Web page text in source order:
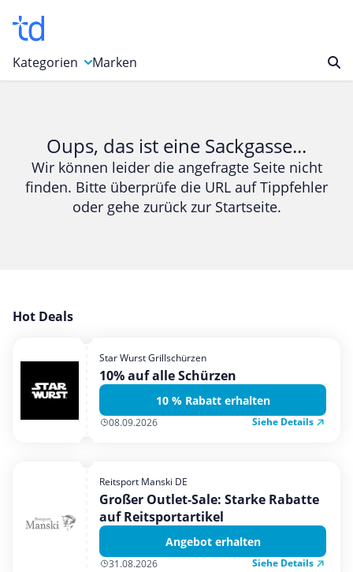
Kategorien
Bücher & Magazine
Computer & Elektronik
Entertainment & Media
Garten, Haushalt & Tiere
Mobilfunk & Internet
Mode & Accessoires
Shopping
Urlaub & Reise
Marken
Oups, das ist eine Sackgasse...
Wir können leider die angefragte Seite nicht
finden. Bitte überprüfe die URL auf Tippfehler
oder gehe zurück zur Startseite.
Hot Deals
Star Wurst Grillschürzen
10% auf alle Schürzen
10 % Rabatt erhalten
08.09.2026 Siehe Details
Reitsport Manski DE
Großer Outlet-Sale: Starke Rabatte
auf Reitsportartikel
Angebot erhalten
31.08.2026 Siehe Details